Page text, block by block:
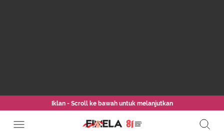
Iklan - Scroll ke bawah untuk melanjutkan